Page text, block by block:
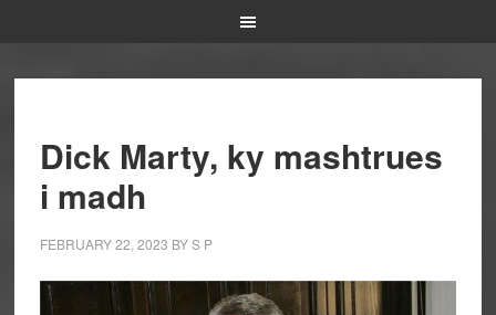
Dick Marty, ky mashtrues
i madh
FEBRUARY 22, 2023 BYS P